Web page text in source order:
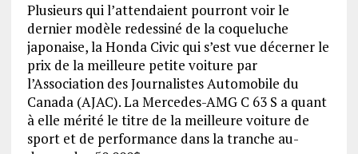
Plusieurs qui l’attendaient pourront voir le
dernier modèle redessiné de la coqueluche
japonaise, la Honda Civic qui s’est vue décerner le
prix de la meilleure petite voiture par
l’Association des Journalistes Automobile du
Canada (AJAC). La Mercedes-AMG C 63 S a quant
à elle mérité le titre de la meilleure voiture de
sport et de performance dans la tranche au-